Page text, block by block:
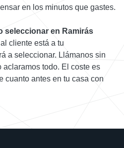
en los minutos que gastes.
seleccionar en Ramirás
cliente está a tu
a seleccionar. Llámanos sin
todo. El coste es
cuanto antes en tu casa con